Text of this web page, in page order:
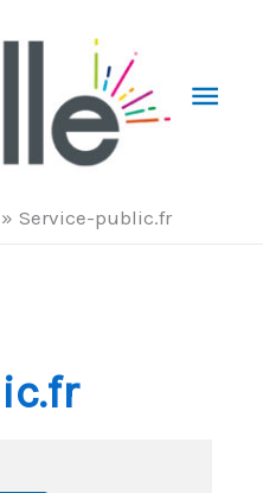
Service-public.fr